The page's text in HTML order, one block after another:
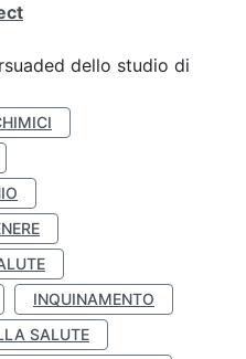
dello studio di
INQUINAMENTO
SALUTE